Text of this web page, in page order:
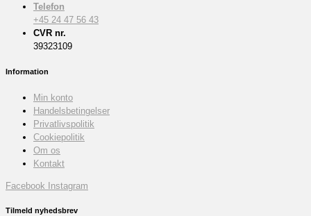
Telefon
+45 24 47 56 43
CVR nr.
39323109
Information
Min konto
Handelsbetingelser
Privatlivspolitik
Cookiepolitik
Om os
Kontakt
Facebook Instagram
Tilmeld nyhedsbrev